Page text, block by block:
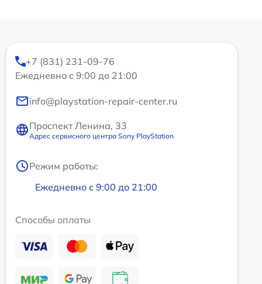
+7 (831) 231-09-76
Ежедневно с 9:00 до 21:00
info@playstation-repair-center.ru
Проспект Ленина, 33
Адрес сервисного центра Sony PlayStation
Режим работы:
Ежедневно с 9:00 до 21:00
Способы оплаты